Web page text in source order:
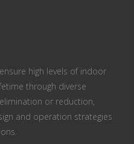
high levels of indoor
through diverse
or reduction,
and operation strategies